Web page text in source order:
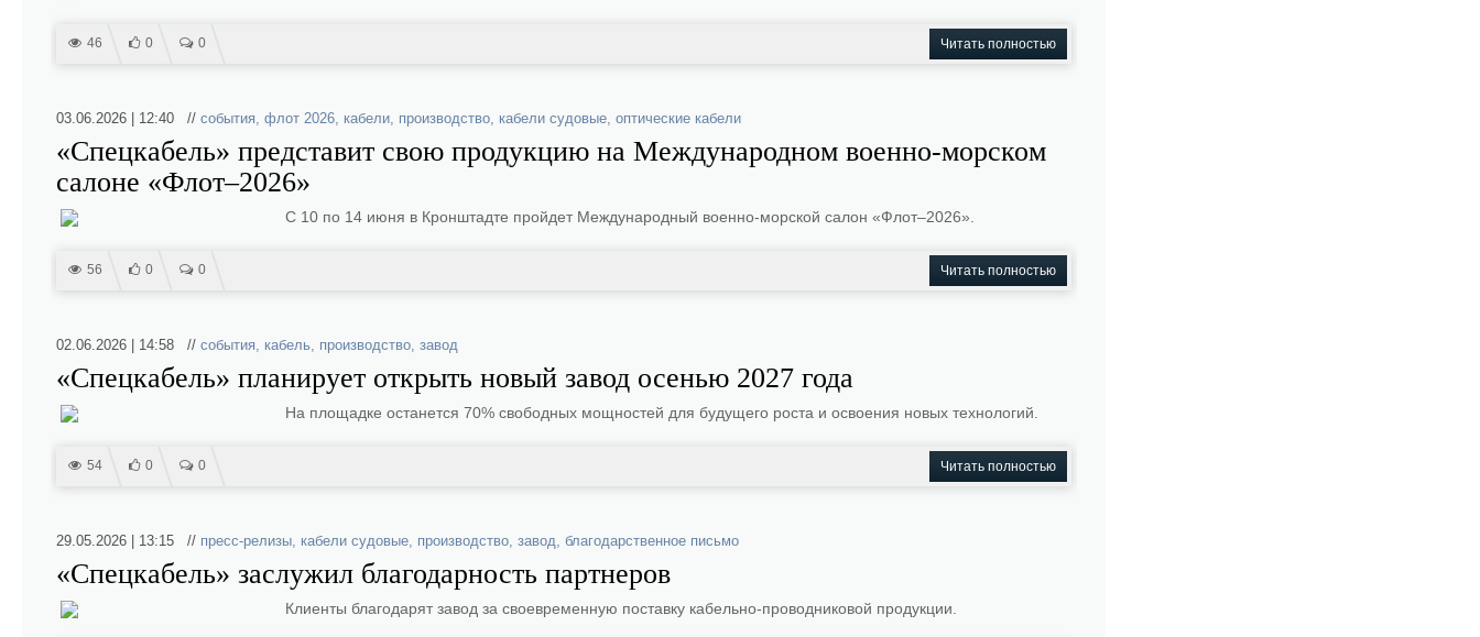
46 0 0 Читать полностью
03.06.2026 | 12:40 // события, флот 2026, кабели, производство, кабели судовые, оптические кабели
«Спецкабель» представит свою продукцию на Международном военно-морском
салоне «Флот–2026»
С 10 по 14 июня в Кронштадте пройдет Международный военно-морской салон «Флот–2026».
56 0 0 Читать полностью
02.06.2026 | 14:58 // события, кабель, производство, завод
«Спецкабель» планирует открыть новый завод осенью 2027 года
На площадке останется 70% свободных мощностей для будущего роста и освоения новых технологий.
54 0 0 Читать полностью
29.05.2026 | 13:15 // пресс-релизы, кабели судовые, производство, завод, благодарственное письмо
«Спецкабель» заслужил благодарность партнеров
Клиенты благодарят завод за своевременную поставку кабельно-проводниковой продукции.